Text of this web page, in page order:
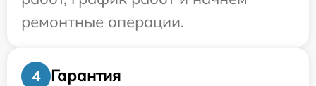
ремонтные операции.
4
Гарантия